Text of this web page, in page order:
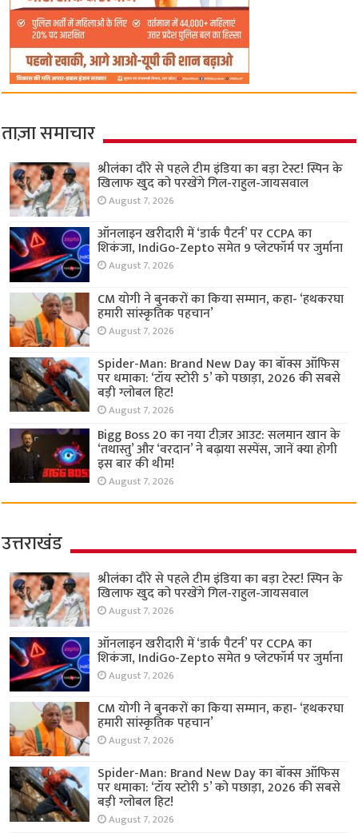
ताज़ा समाचार
श्रीलंका दौरे से पहले टीम इंडिया का बड़ा टेस्ट! स्पिन के
खिलाफ खुद को परखेंगे गिल-राहुल-जायसवाल
August 7, 2026
ऑनलाइन खरीदारी में ‘डार्क पैटर्न’ पर CCPA का
शिकंजा, IndiGo-Zepto समेत 9 प्लेटफॉर्म पर जुर्माना
August 7, 2026
CM योगी ने बुनकरों का किया सम्मान, कहा- ‘हथकरघा
हमारी सांस्कृतिक पहचान’
August 7, 2026
Spider-Man: Brand New Day का बॉक्स ऑफिस
पर धमाका: ‘टॉय स्टोरी 5’ को पछाड़ा, 2026 की सबसे
बड़ी ग्लोबल हिट!
August 7, 2026
Bigg Boss 20 का नया टीज़र आउट: सलमान खान के
‘तथास्तु’ और ‘वरदान’ ने बढ़ाया सस्पेंस, जानें क्या होगी
इस बार की थीम!
August 7, 2026
उत्तराखंड
श्रीलंका दौरे से पहले टीम इंडिया का बड़ा टेस्ट! स्पिन के
खिलाफ खुद को परखेंगे गिल-राहुल-जायसवाल
August 7, 2026
ऑनलाइन खरीदारी में ‘डार्क पैटर्न’ पर CCPA का
शिकंजा, IndiGo-Zepto समेत 9 प्लेटफॉर्म पर जुर्माना
August 7, 2026
CM योगी ने बुनकरों का किया सम्मान, कहा- ‘हथकरघा
हमारी सांस्कृतिक पहचान’
August 7, 2026
Spider-Man: Brand New Day का बॉक्स ऑफिस
पर धमाका: ‘टॉय स्टोरी 5’ को पछाड़ा, 2026 की सबसे
बड़ी ग्लोबल हिट!
August 7, 2026